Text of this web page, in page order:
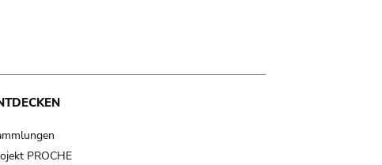
PROCHE